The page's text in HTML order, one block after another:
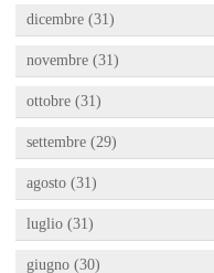
dicembre (31)
novembre (31)
ottobre (31)
settembre (29)
agosto (31)
luglio (31)
giugno (30)